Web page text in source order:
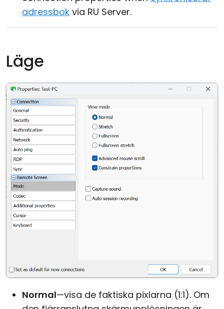
adressbok via RU Server.
Läge
Normal—visa de faktiska pixlarna (1:1). Om